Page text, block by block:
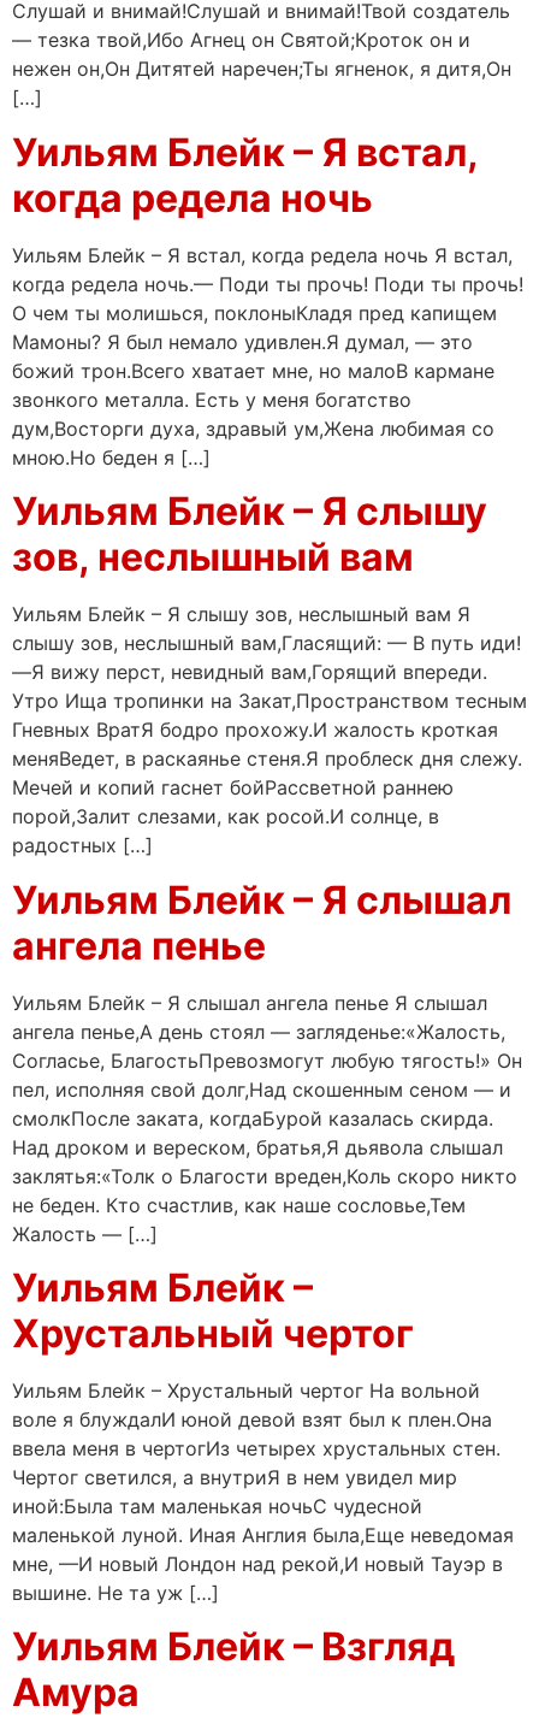
Слушай и внимай!Слушай и внимай!Твой создатель
— тезка твой,Ибо Агнец он Святой;Кроток он и
нежен он,Он Дитятей наречен;Ты ягненок, я дитя,Он
[…]
Уильям Блейк – Я встал,
когда редела ночь
Уильям Блейк – Я встал, когда редела ночь Я встал,
когда редела ночь.— Поди ты прочь! Поди ты прочь!
О чем ты молишься, поклоныКладя пред капищем
Мамоны? Я был немало удивлен.Я думал, — это
божий трон.Всего хватает мне, но малоВ кармане
звонкого металла. Есть у меня богатство
дум,Восторги духа, здравый ум,Жена любимая со
мною.Но беден я […]
Уильям Блейк – Я слышу
зов, неслышный вам
Уильям Блейк – Я слышу зов, неслышный вам Я
слышу зов, неслышный вам,Гласящий: — В путь иди!
—Я вижу перст, невидный вам,Горящий впереди.
Утро Ища тропинки на Закат,Пространством тесным
Гневных ВратЯ бодро прохожу.И жалость кроткая
меняВедет, в раскаянье стеня.Я проблеск дня слежу.
Мечей и копий гаснет бойРассветной раннею
порой,Залит слезами, как росой.И солнце, в
радостных […]
Уильям Блейк – Я слышал
ангела пенье
Уильям Блейк – Я слышал ангела пенье Я слышал
ангела пенье,А день стоял — загляденье:«Жалость,
Согласье, БлагостьПревозмогут любую тягость!» Он
пел, исполняя свой долг,Над скошенным сеном — и
смолкПосле заката, когдаБурой казалась скирда.
Над дроком и вереском, братья,Я дьявола слышал
заклятья:«Толк о Благости вреден,Коль скоро никто
не беден. Кто счастлив, как наше сословье,Тем
Жалость — […]
Уильям Блейк –
Хрустальный чертог
Уильям Блейк – Хрустальный чертог На вольной
воле я блуждалИ юной девой взят был к плен.Она
ввела меня в чертогИз четырех хрустальных стен.
Чертог светился, а внутриЯ в нем увидел мир
иной:Была там маленькая ночьС чудесной
маленькой луной. Иная Англия была,Еще неведомая
мне, —И новый Лондон над рекой,И новый Тауэр в
вышине. Не та уж […]
Уильям Блейк – Взгляд
Амура